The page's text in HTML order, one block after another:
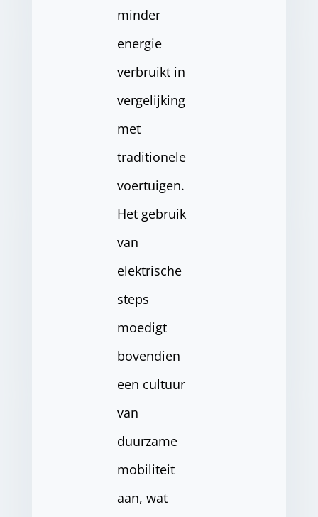
minder
energie
verbruikt in
vergelijking
met
traditionele
voertuigen.
Het gebruik
van
elektrische
steps
moedigt
bovendien
een cultuur
van
duurzame
mobiliteit
aan, wat